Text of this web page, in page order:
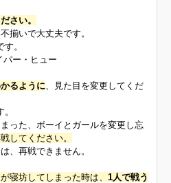
さい。
揃いで大丈夫です。
。
パー・ヒュー
るように 、見た目を変更してくだ
った、ボーイとガールを変更し忘
してください。
、再戦できません。
寝坊してしまった時は、 1人で戦う